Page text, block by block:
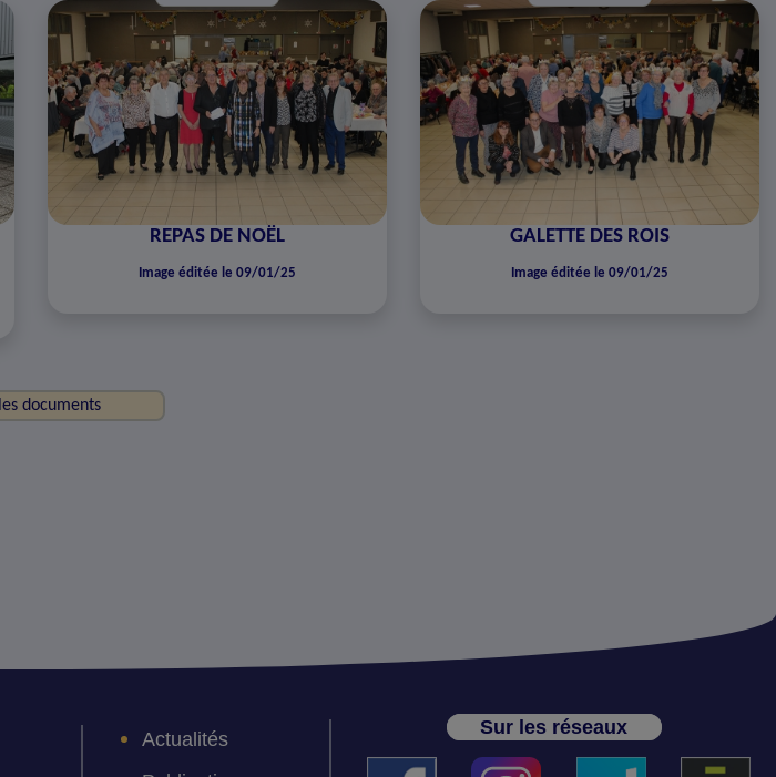
REPAS DE NOËL
Image éditée le 09/01/25
GALETTE DES ROIS
Image éditée le 09/01/25
documents
Actualités
Sur les réseaux